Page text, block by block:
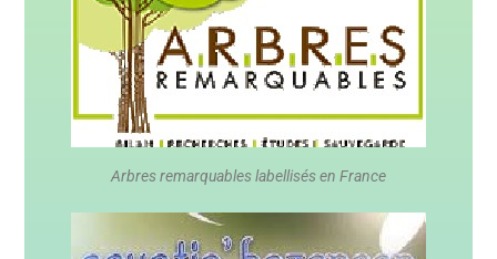
Arbres remarquables labellisés en France